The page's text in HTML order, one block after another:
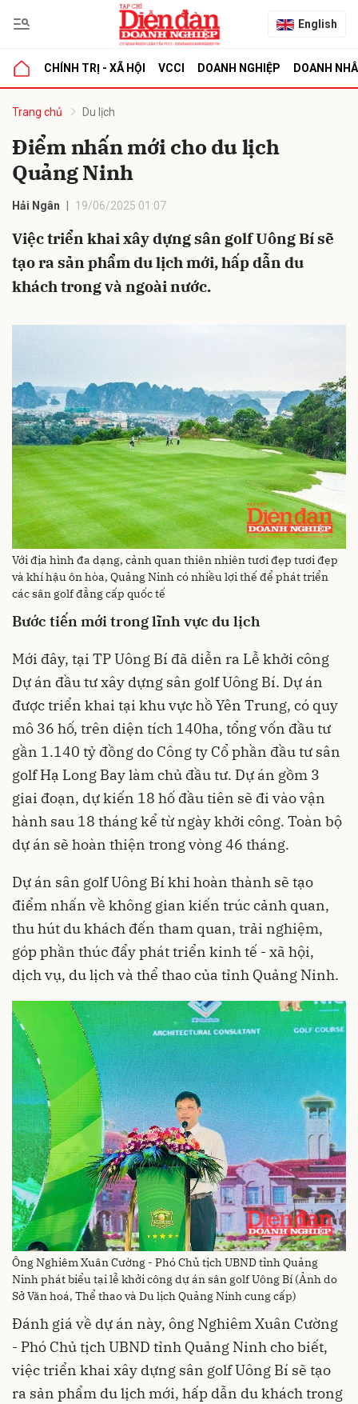
English
CHÍNH TRỊ - XÃ HỘI VCCI DOANH NGHIỆP DOANH
Trang chủ Du lịch
Điểm nhấn mới cho du lịch
Quảng Ninh
Hải Ngân 19/06/2025 01:07
Việc triển khai xây dựng sân golf Uông Bí sẽ
tạo ra sản phẩm du lịch mới, hấp dẫn du
khách trong và ngoài nước.
Với địa hình đa dạng, cảnh quan thiên nhiên tươi đẹp tươi đẹp
và khí hậu ôn hòa, Quảng Ninh có nhiều lợi thế để phát triển
các sân golf đẳng cấp quốc tế
Bước tiến mới trong lĩnh vực du lịch
Mới đây, tại TP Uông Bí đã diễn ra Lễ khởi công
Dự án đầu tư xây dựng sân golf Uông Bí. Dự án
được triển khai tại khu vực hồ Yên Trung, có quy
mô 36 hố, trên diện tích 140ha, tổng vốn đầu tư
gần 1.140 tỷ đồng do Công ty Cổ phần đầu tư sân
golf Hạ Long Bay làm chủ đầu tư. Dự án gồm 3
giai đoạn, dự kiến 18 hố đầu tiên sẽ đi vào vận
hành sau 18 tháng kể từ ngày khởi công. Toàn bộ
dự án sẽ hoàn thiện trong vòng 46 tháng.
Dự án sân golf Uông Bí khi hoàn thành sẽ tạo
điểm nhấn về không gian kiến trúc cảnh quan,
thu hút du khách đến tham quan, trải nghiệm,
góp phần thúc đẩy phát triển kinh tế - xã hội,
dịch vụ, du lịch và thể thao của tỉnh Quảng Ninh.
Ông Nghiêm Xuân Cường - Phó Chủ tịch UBND tỉnh Quảng
Ninh phát biểu tại lễ khởi công dự án sân golf Uông Bí (Ảnh do
Sở Văn hoá, Thể thao và Du lịch Quảng Ninh cung cấp)
Đánh giá về dự án này, ông Nghiêm Xuân Cường
- Phó Chủ tịch UBND tỉnh Quảng Ninh cho biết,
việc triển khai xây dựng sân golf Uông Bí sẽ tạo
ra sản phẩm du lịch mới, hấp dẫn du khách trong
luận
Hủy